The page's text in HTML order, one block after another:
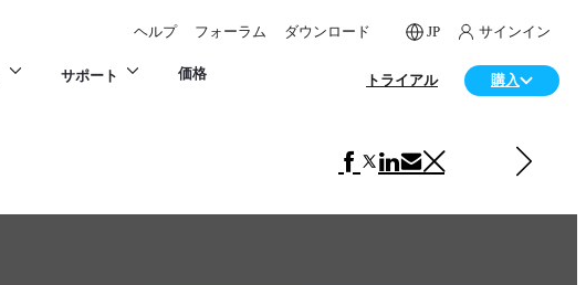
ヘルプ フォーラム ダウンロード JP サインイン
サポート 価格 トライアル 購入
Hedgehog